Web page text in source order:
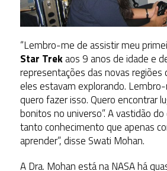
“Lembro-me de assistir meu
Star Trekaos 9 anos de idade e
representações das novas regiões
eles estavam explorando.
quero fazer isso. Quero encontrar
bonitos no universo”. A vastidão
tanto conhecimento que apenas
aprender”, disse Swati Mohan.
A Dra. Mohan está na NASA há